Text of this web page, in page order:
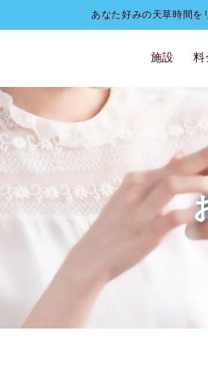
あなた好みの天草時間を
施設 料